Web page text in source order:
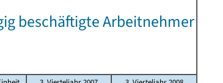
beschäftigte Arbeitnehmer